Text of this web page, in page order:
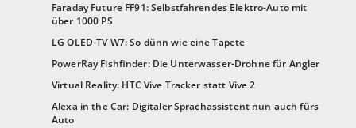
Faraday Future FF91: Selbstfahrendes Elektro-Auto mit
über 1000 PS
LG OLED-TV W7: So dünn wie eine Tapete
PowerRay Fishfinder: Die Unterwasser-Drohne für Angler
Virtual Reality: HTC Vive Tracker statt Vive 2
Alexa in the Car: Digitaler Sprachassistent nun auch fürs
Auto